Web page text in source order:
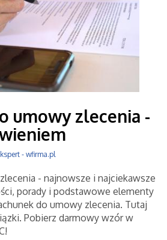
umowy zlecenia -
- wfirma.pl
- najnowsze i najciekawsze
porady i podstawowe elementy
do umowy zlecenia. Tutaj
Pobierz darmowy wzór w